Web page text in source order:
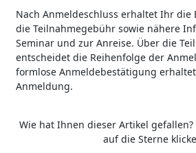
Nach Anmeldeschluss erhaltet Ihr
die Teilnahmegebühr sowie nähere
Seminar und zur Anreise. Über die
entscheidet die Reihenfolge der
formlose Anmeldebestätigung
Anmeldung.
Wie hat Ihnen dieser Artikel
auf die Sterne